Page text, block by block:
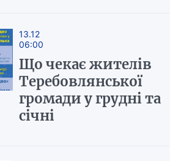
13.12
06:00
Що чекає жителів
Теребовлянської
громади у грудні та
січні